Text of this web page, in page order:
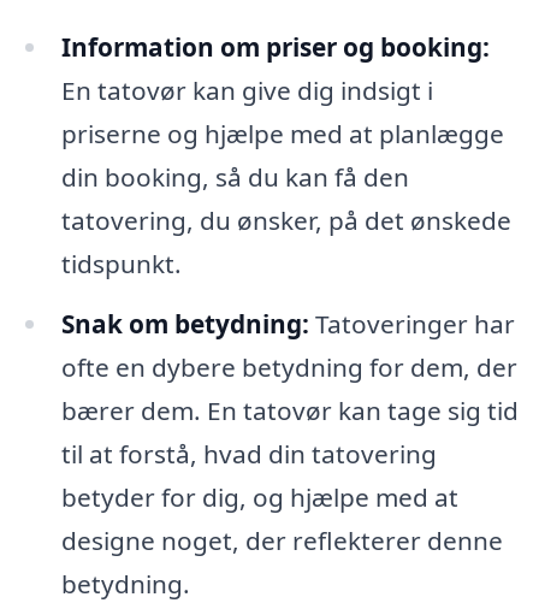
Information om priser og booking:
En tatovør kan give dig indsigt i
priserne og hjælpe med at planlægge
din booking, så du kan få den
tatovering, du ønsker, på det ønskede
tidspunkt.
Snak om betydning: Tatoveringer har
ofte en dybere betydning for dem, der
bærer dem. En tatovør kan tage sig tid
til at forstå, hvad din tatovering
betyder for dig, og hjælpe med at
designe noget, der reflekterer denne
betydning.